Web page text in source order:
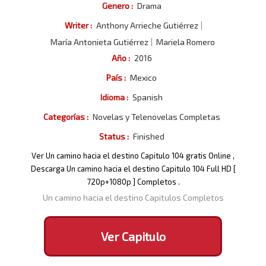
Genero : Drama
Writer : Anthony Arrieche Gutiérrez
María Antonieta Gutiérrez
Mariela Romero
Año : 2016
País : Mexico
Idioma : Spanish
Categorías : Novelas y Telenovelas Completas
Status : Finished
Ver Un camino hacia el destino Capitulo 104 gratis Online ,
Descarga Un camino hacia el destino Capitulo 104 Full HD [
720p+1080p ] Completos .
Un camino hacia el destino Capitulos Completos
Ver Capitulo